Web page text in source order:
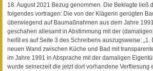
18. August 2021 Bezug genommen. Die Beklagte ließ
folgendes vortragen: Die von der Klägerin gerügten
überwiegend auf Baumaßnahmen aus dem Jahre
geschahen allesamt in Abstimmung mit der
heißt es auf Seite 3 des Schreibens auszugsweise: „1.
neuen Wand zwischen Küche und Bad mit
im Jahre 1991 in Absprache mit der damaligen
wurde seinerzeit die jetzt dort vorhandene Verfliesung